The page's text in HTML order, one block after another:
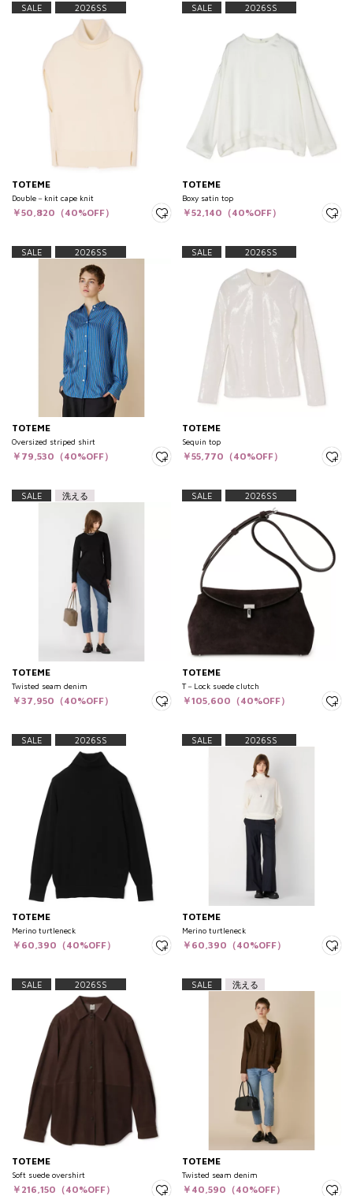
SALE 2026SS
TOTEME
Double－knit cape knit
￥50,820（40%OFF）
SALE 2026SS
TOTEME
Boxy satin top
￥52,140（40%OFF）
SALE 2026SS
TOTEME
Oversized striped shirt
￥79,530（40%OFF）
SALE 2026SS
TOTEME
Sequin top
￥55,770（40%OFF）
SALE 洗える
TOTEME
Twisted seam denim
￥37,950（40%OFF）
SALE 2026SS
TOTEME
T－Lock suede clutch
￥105,600（40%OFF）
SALE 2026SS
TOTEME
Merino turtleneck
￥60,390（40%OFF）
SALE 2026SS
TOTEME
Merino turtleneck
￥60,390（40%OFF）
SALE 2026SS
TOTEME
Soft suede overshirt
￥216,150（40%OFF）
SALE 洗える
TOTEME
Twisted seam denim
￥40,590（40%OFF）